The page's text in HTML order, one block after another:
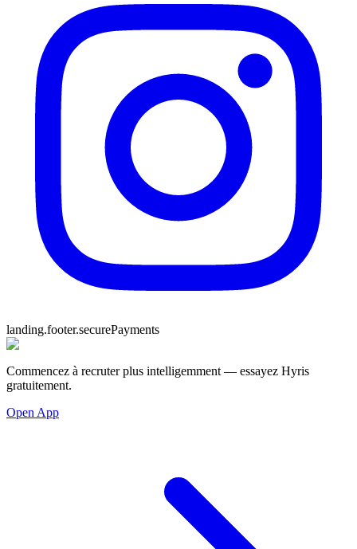
landing.footer.securePayments
Commencez à recruter plus intelligemment — essayez Hyris
gratuitement.
Open App